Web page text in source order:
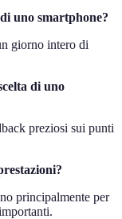
uno smartphone?
giorno intero di
di uno
preziosi sui punti
principalmente per